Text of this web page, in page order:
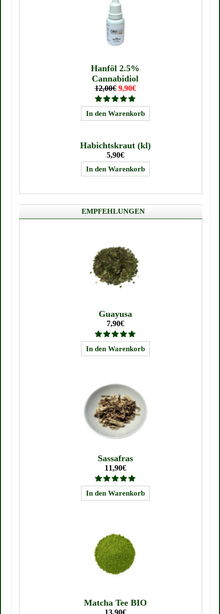
Hanföl 2.5%
Cannabidiol
12,00€ 9,90€
Habichtskraut (kl)
5,90€
EMPFEHLUNGEN
Guayusa
7,90€
Sassafras
11,90€
Matcha Tee BIO
13,90€